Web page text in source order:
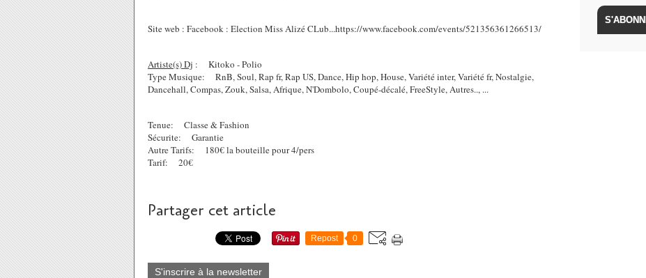
Site web : Facebook : Election Miss Alizé CLub...https://www.facebook.com/events/521356361266513/
Artiste(s) Dj : Kitoko - Polio
Type Musique: RnB, Soul, Rap fr, Rap US, Dance, Hip hop, House, Variété inter, Variété fr, Nostalgie,
Dancehall, Compas, Zouk, Salsa, Afrique, N'Dombolo, Coupé-décalé, FreeStyle, Autres.., ...
Tenue: Classe & Fashion
Sécurite: Garantie
Autre Tarifs: 180€ la bouteille pour 4/pers
Tarif: 20€
Partager cet article
Repost 0
S'inscrire à la newsletter